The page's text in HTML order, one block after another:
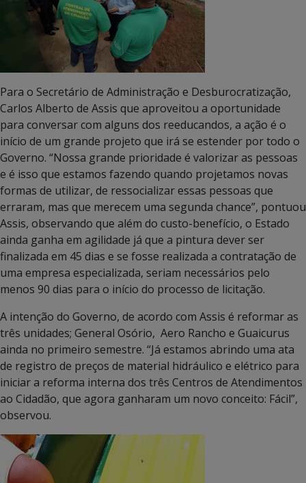
Para o Secretário de Administração e Desburocratização,
Carlos Alberto de Assis que aproveitou a oportunidade
para conversar com alguns dos reeducandos, a ação é o
início de um grande projeto que irá se estender por todo o
Governo. “Nossa grande prioridade é valorizar as pessoas
e é isso que estamos fazendo quando projetamos novas
formas de utilizar, de ressocializar essas pessoas que
erraram, mas que merecem uma segunda chance”, pontuou
Assis, observando que além do custo-benefício, o Estado
ainda ganha em agilidade já que a pintura dever ser
finalizada em 45 dias e se fosse realizada a contratação de
uma empresa especializada, seriam necessários pelo
menos 90 dias para o início do processo de licitação.
A intenção do Governo, de acordo com Assis é reformar as
três unidades; General Osório, Aero Rancho e Guaicurus
ainda no primeiro semestre. “Já estamos abrindo uma ata
de registro de preços de material hidráulico e elétrico para
iniciar a reforma interna dos três Centros de Atendimentos
ao Cidadão, que agora ganharam um novo conceito: Fácil”,
observou.